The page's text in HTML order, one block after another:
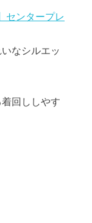
センタープレ
なシルエッ
回ししやす